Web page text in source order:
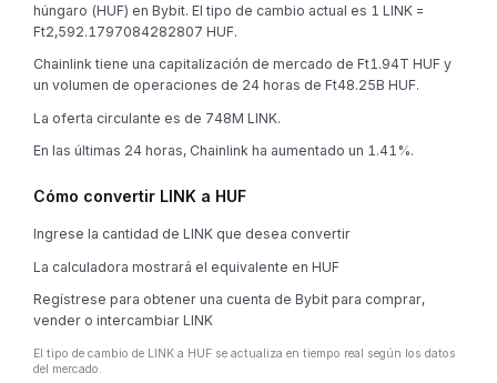
húngaro (HUF) en Bybit. El tipo de cambio actual es 1 LINK =
Ft2,592.1797084282807 HUF.
Chainlink tiene una capitalización de mercado de Ft1.94T HUF y
un volumen de operaciones de 24 horas de Ft48.25B HUF.
La oferta circulante es de 748M LINK.
En las últimas 24 horas, Chainlink ha aumentado un 1.41%.
Cómo convertir LINK a HUF
Ingrese la cantidad de LINK que desea convertir
La calculadora mostrará el equivalente en HUF
Regístrese para obtener una cuenta de Bybit para comprar,
vender o intercambiar LINK
El tipo de cambio de LINK a HUF se actualiza en tiempo real según los datos
del mercado.